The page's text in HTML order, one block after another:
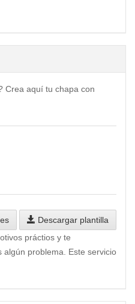
Crea aquí tu chapa con
Descargar plantilla
práctios y te
problema. Este servicio